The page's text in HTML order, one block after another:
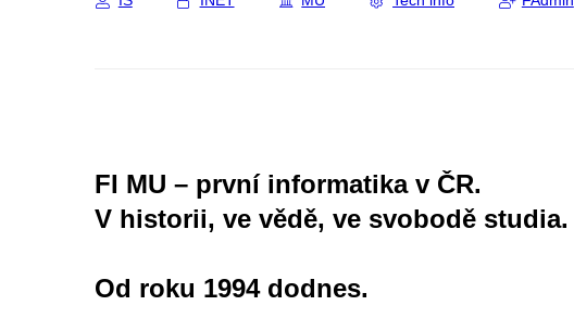
FI MU – první informatika v ČR.
V historii, ve vědě, ve svobodě studia.
Od roku 1994 dodnes.